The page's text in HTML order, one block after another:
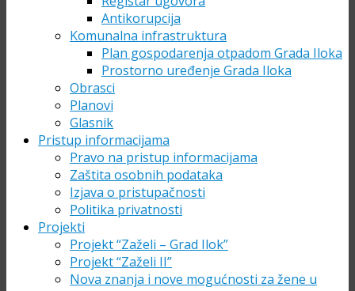
Antikorupcija
Komunalna infrastruktura
Plan gospodarenja otpadom Grada Iloka
Prostorno uređenje Grada Iloka
Obrasci
Planovi
Glasnik
Pristup informacijama
Pravo na pristup informacijama
Zaštita osobnih podataka
Izjava o pristupačnosti
Politika privatnosti
Projekti
Projekt “Zaželi – Grad Ilok”
Projekt “Zaželi II”
Nova znanja i nove mogućnosti za žene u